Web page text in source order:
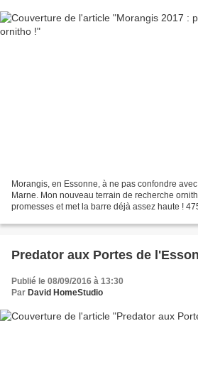
Morangis, en Essonne, à ne pas confondre
Marne. Mon nouveau terrain de recherche
promesses et met la barre déjà assez haute !
Predator aux Portes de
Publié le 08/09/2016 à 13:30
Par David HomeStudio